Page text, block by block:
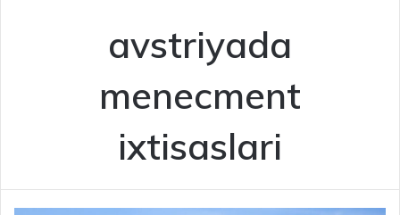
avstriyada
menecment
ixtisaslari